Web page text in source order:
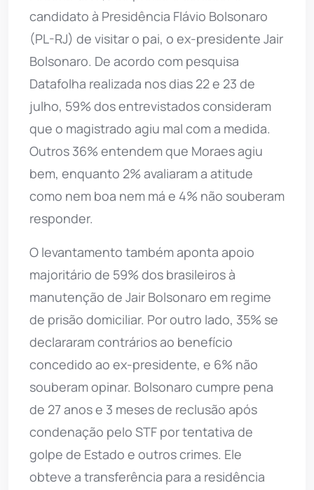
candidato à Presidência Flávio Bolsonaro
(PL-RJ) de visitar o pai, o ex-presidente Jair
Bolsonaro. De acordo com pesquisa
Datafolha realizada nos dias 22 e 23 de
julho, 59% dos entrevistados consideram
que o magistrado agiu mal com a medida.
Outros 36% entendem que Moraes agiu
bem, enquanto 2% avaliaram a atitude
como nem boa nem má e 4% não souberam
responder.
O levantamento também aponta apoio
majoritário de 59% dos brasileiros à
manutenção de Jair Bolsonaro em regime
de prisão domiciliar. Por outro lado, 35% se
declararam contrários ao benefício
concedido ao ex-presidente, e 6% não
souberam opinar. Bolsonaro cumpre pena
de 27 anos e 3 meses de reclusão após
condenação pelo STF por tentativa de
golpe de Estado e outros crimes. Ele
obteve a transferência para a residência